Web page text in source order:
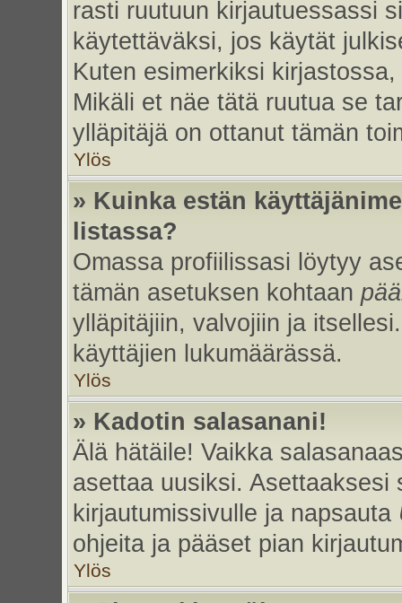
rasti ruutuun kirjautuessassi
käytettäväksi, jos käytät
Kuten esimerkiksi
Mikäli et näe tätä ruutua se
ylläpitäjä on ottanut tämän
Ylös
» Kuinka estän
listassa?
Omassa profiilissasi löytyy
tämän asetuksen kohtaan
ylläpitäjiin, valvojiin ja
käyttäjien lukumäärässä.
Ylös
» Kadotin salasanani!
Älä hätäile! Vaikka
asettaa uusiksi. Asettaaksesi
kirjautumissivulle ja napsauta
ohjeita ja pääset pian
Ylös